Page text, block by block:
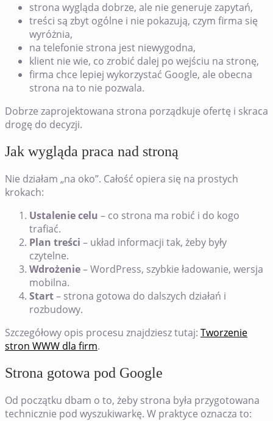
strona wygląda dobrze, ale nie generuje zapytań,
treści są zbyt ogólne i nie pokazują, czym firma się
wyróżnia,
na telefonie strona jest niewygodna,
klient nie wie, co zrobić dalej po wejściu na stronę,
firma chce lepiej wykorzystać Google, ale obecna
strona na to nie pozwala.
Dobrze zaprojektowana strona porządkuje ofertę i skraca
drogę do decyzji.
Jak wygląda praca nad stroną
Nie działam „na oko”. Całość opiera się na prostych
krokach:
Ustalenie celu – co strona ma robić i do kogo
trafiać.
Plan treści – układ informacji tak, żeby były
czytelne.
Wdrożenie– WordPress, szybkie ładowanie, wersja
mobilna.
Start– strona gotowa do dalszych działań i
rozbudowy.
Szczegółowy opis procesu znajdziesz tutaj: Tworzenie
stron WWW dla firm.
Strona gotowa pod Google
Od początku dbam o to, żeby strona była przygotowana
technicznie pod wyszukiwarkę. W praktyce oznacza to: